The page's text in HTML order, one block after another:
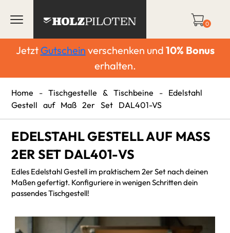
0
Jetzt Gutschein verschenken und 10% Bonus
erhalten.
Home - Tischgestelle & Tischbeine - Edelstahl
Gestell auf Maß 2er Set DAL401-VS
EDELSTAHL GESTELL AUF MASS 2
ER SET DAL401-VS
Edles Edelstahl Gestell im praktischem 2er Set nach deinen
Maßen gefertigt. Konfiguriere in wenigen Schritten dein
passendes Tischgestell!